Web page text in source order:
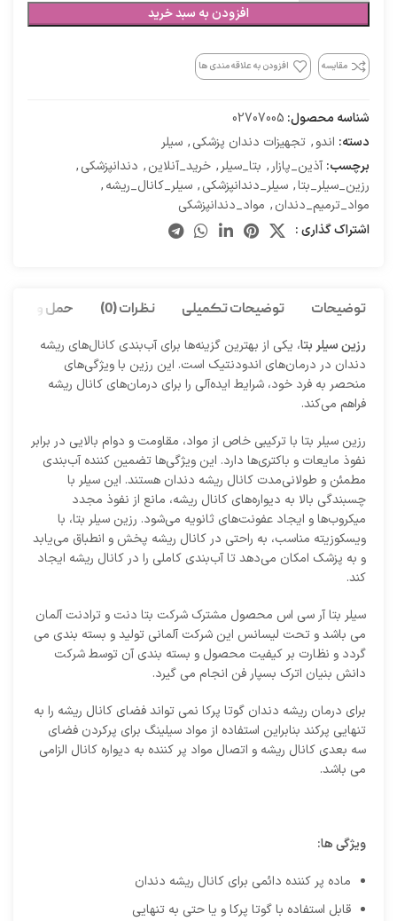
افزودن به سبد خرید
مقایسه افزودن به علاقه مندی ها
شناسه محصول: 02707005
دسته: اندو, تجهیزات دندان پزشکی, سیلر
برچسب: آذین_پازار , بتا_سیلر , خرید_آنلاین, دندانپزشکی,
رزین_سیلر_بتا, سیلر_دندانپزشکی, سیلر_کانال_ریشه,
مواد_ترمیم_دندان, مواد_دندانپزشکی
اشتراک گذاری :
توضیحات توضیحات تکمیلی نظرات (0) حمل و نقل
رزین سیلر بتا، یکی از بهترین گزینه‌ها برای آب‌بندی کانال‌های ریشه
دندان در درمان‌های اندودنتیک است. این رزین با ویژگی‌های
منحصر به فرد خود، شرایط ایده‌آلی را برای درمان‌های کانال ریشه
فراهم می‌کند.
رزین سیلر بتا با ترکیبی خاص از مواد، مقاومت و دوام بالایی در برابر
نفوذ مایعات و باکتری‌ها دارد. این ویژگی‌ها تضمین کننده آب‌بندی
مطمئن و طولانی‌مدت کانال ریشه دندان هستند. این سیلر با
چسبندگی بالا به دیواره‌های کانال ریشه، مانع از نفوذ مجدد
میکروب‌ها و ایجاد عفونت‌های ثانویه می‌شود. رزین سیلر بتا، با
ویسکوزیته مناسب، به راحتی در کانال ریشه پخش و انطباق می‌یابد
و به پزشک امکان می‌دهد تا آب‌بندی کاملی را در کانال ریشه ایجاد
کند.
سیلر بتا آر سی اس محصول مشترک شرکت بتا دنت و ترادنت آلمان
می باشد و تحت لیسانس این شرکت آلمانی تولید و بسته بندی می
گردد و نظارت بر کیفیت محصول و بسته بندی آن توسط شرکت
دانش بنیان اترک بسپار فن انجام می گیرد.
برای درمان ریشه دندان گوتا پرکا نمی تواند فضای کانال ریشه را به
تنهایی پرکند بنابراین استفاده از مواد سیلینگ برای پرکردن فضای
سه بعدی کانال ریشه و اتصال مواد پر کننده به دیواره کانال الزامی
می باشد.
ویژگی ها:
ماده پر کننده دائمی برای کانال ریشه دندان
قابل استفاده با گوتا پرکا و یا حتی به تنهایی